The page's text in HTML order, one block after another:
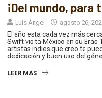
¡Del mundo,
Luis Ángel agosto 26,
El año esta cada vez más
Swift visita México en su Eras
artistas indies que creo te
dedicación y buen uso del
LEER MÁS